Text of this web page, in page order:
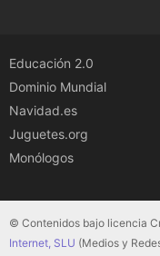
Educación 2.0
Dominio Mundial
Navidad.es
Juguetes.org
Monólogos
© Contenidos bajo licencia
Internet, SLU (Medios y